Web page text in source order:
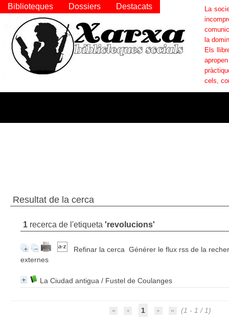
Resultat de la cerca
1 recerca de l'etiqueta 'revolucions'
Refinar la cerca Générer le flux rss de la
externes
La Ciudad antigua / Fustel de Coulanges
1 (1 - 1 / 1)
La
la
Els
cels,
Biblioteques Dossiers Destacats